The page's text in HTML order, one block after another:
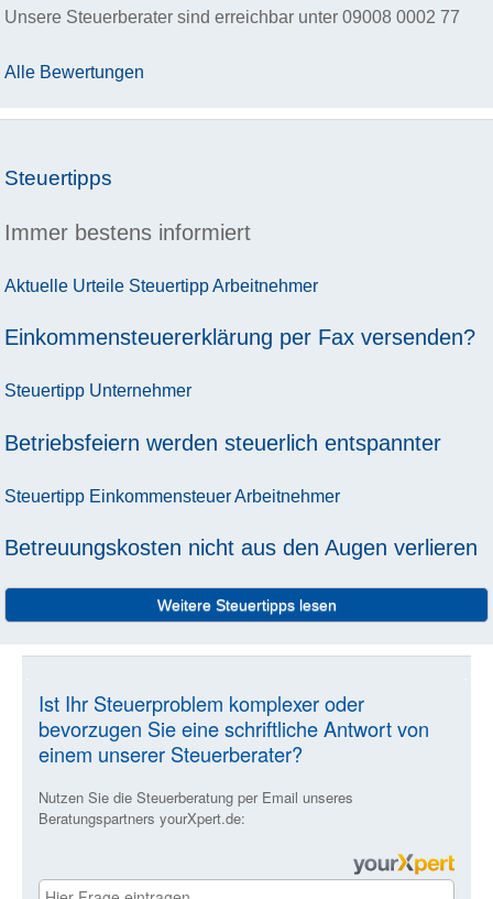
Unsere Steuerberater sind erreichbar unter 09008 0002 77
Alle Bewertungen
Steuertipps
Immer bestens informiert
Aktuelle Urteile SteuertippArbeitnehmer
Einkommensteuererklärung per Fax versenden?
Steuertipp Unternehmer
Betriebsfeiern werden steuerlich entspannter
Steuertipp EinkommensteuerArbeitnehmer
Betreuungskosten nicht aus den Augen verlieren
Weitere Steuertipps lesen